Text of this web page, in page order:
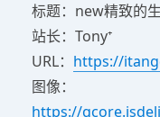
标题：new精致的
站长：Tony⁺
URL： https://
图像：
https://